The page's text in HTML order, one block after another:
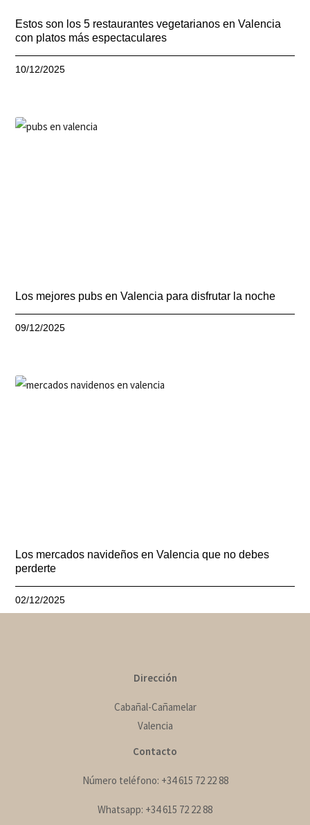
Estos son los 5 restaurantes vegetarianos en Valencia
con platos más espectaculares
10/12/2025
Los mejores pubs en Valencia para disfrutar la noche
09/12/2025
Los mercados navideños en Valencia que no debes
perderte
02/12/2025
Dirección
Cabañal-Cañamelar
Valencia
Contacto
Número teléfono: +34 615 72 22 88
Whatsapp: +34 615 72 22 88